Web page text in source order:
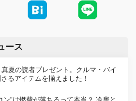
ース
夏の読者プレゼント。クルマ・バイ
るアイテムを揃えました！